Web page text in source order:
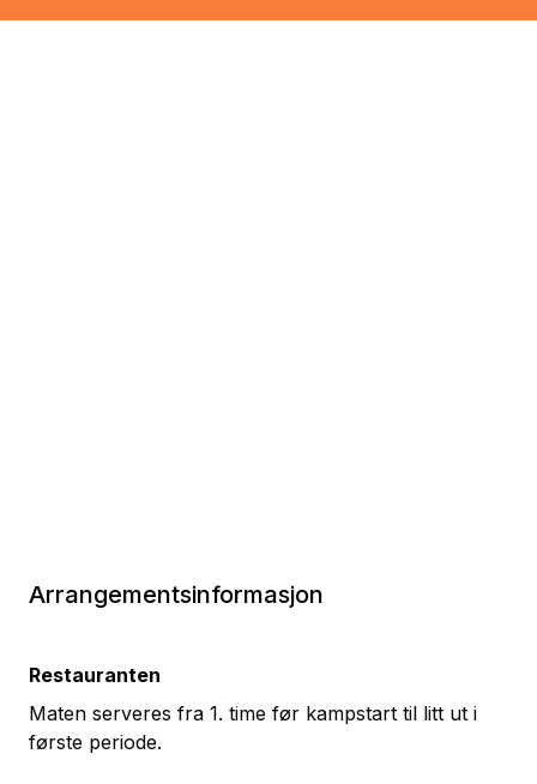
Arrangementsinformasjon
Restauranten
Maten serveres fra 1. time før kampstart til litt ut i
første periode.